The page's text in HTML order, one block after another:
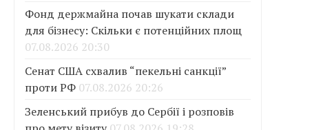
Фонд держмайна почав шукати склади
для бізнесу: Скільки є потенційних площ
07.08.2026 20:30
Сенат США схвалив “пекельні санкції”
проти РФ 07.08.2026 20:26
Зеленський прибув до Сербії і розповів